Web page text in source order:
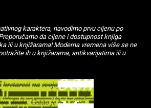
karaktera, navodimo prvu cijenu po
da cijene i dostupnost knjiga
ili u knjižarama! Moderna vremena više se ne
ih u knjižarama, antikvarijatima ili u